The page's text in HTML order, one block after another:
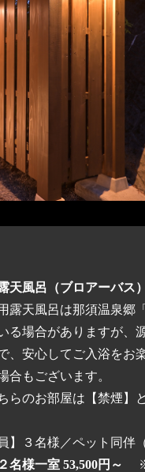
天風呂（ブロアーバス
露天風呂は那須温泉郷
る場合がありますが、
、安心してご入浴をお
合もございます。
らのお部屋は【禁煙】
】３名様／ペット同伴
名様一室 53,500円～
※